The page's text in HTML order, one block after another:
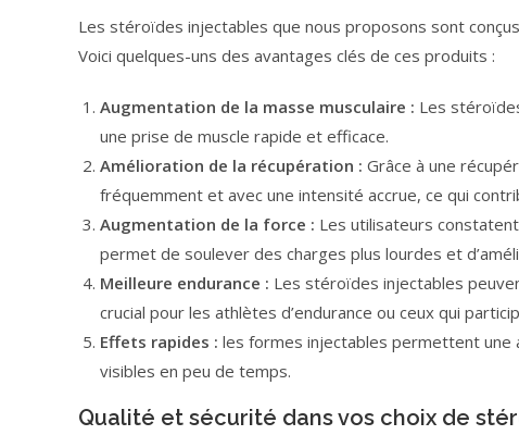
Les stéroïdes injectables que nous proposons sont
Voici quelques-uns des avantages clés de ces produits :
Augmentation de la masse musculaire : Les
une prise de muscle rapide et efficace.
Amélioration de la récupération : Grâce à une
fréquemment et avec une intensité accrue, ce qui
Augmentation de la force : Les utilisateurs
permet de soulever des charges plus lourdes et
Meilleure endurance : Les stéroïdes injectables
crucial pour les athlètes d’endurance ou ceux qui
Effets rapides : les formes injectables permettent une
visibles en peu de temps.
Qualité et sécurité dans vos choix de